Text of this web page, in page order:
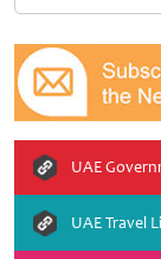
UAE
UAE Travel